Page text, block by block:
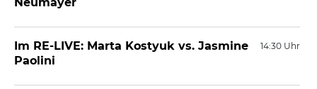
14:30 Uhr
Im RE-LIVE: Marta Kostyuk vs. Jasmine
Paolini